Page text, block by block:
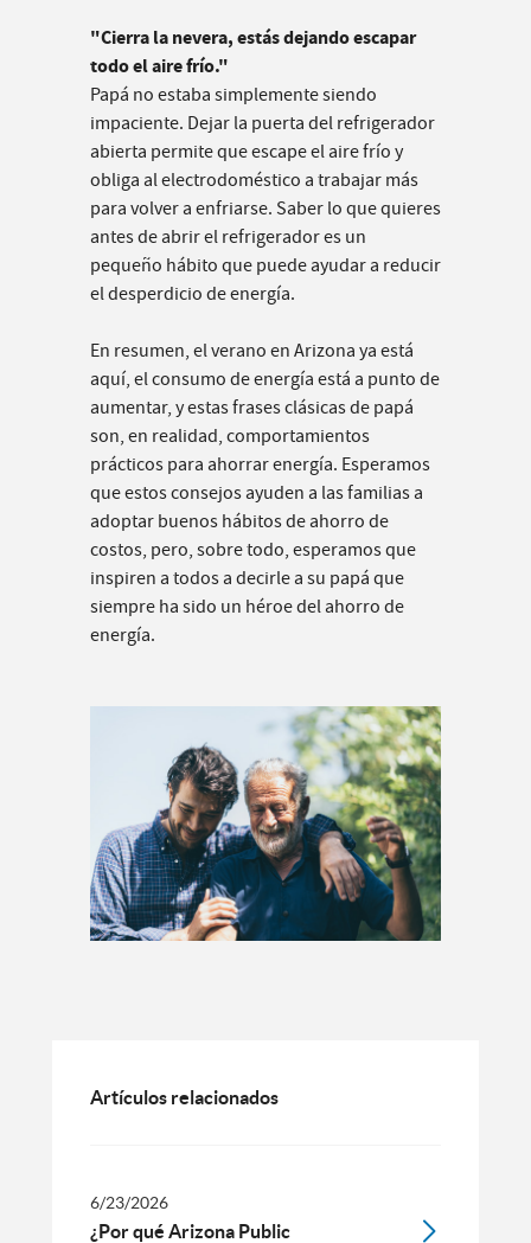
"Cierra la nevera, estás dejando escapar
todo el aire frío."
Papá no estaba simplemente siendo
impaciente. Dejar la puerta del refrigerador
abierta permite que escape el aire frío y
obliga al electrodoméstico a trabajar más
para volver a enfriarse. Saber lo que quieres
antes de abrir el refrigerador es un
pequeño hábito que puede ayudar a reducir
el desperdicio de energía.
En resumen, el verano en Arizona ya está
aquí, el consumo de energía está a punto de
aumentar, y estas frases clásicas de papá
son, en realidad, comportamientos
prácticos para ahorrar energía. Esperamos
que estos consejos ayuden a las familias a
adoptar buenos hábitos de ahorro de
costos, pero, sobre todo, esperamos que
inspiren a todos a decirle a su papá que
siempre ha sido un héroe del ahorro de
energía.
Artículos relacionados
6/23/2026
¿Por qué Arizona Public